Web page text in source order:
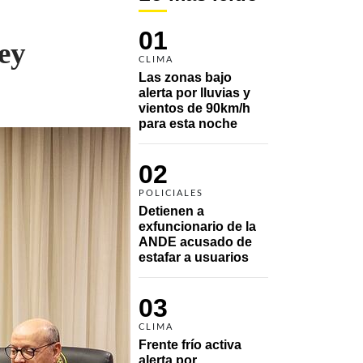
01
CLIMA
Las zonas bajo
alerta por lluvias y
vientos de 90km/h
para esta noche
02
POLICIALES
Detienen a
exfuncionario de la
ANDE acusado de
estafar a usuarios
03
CLIMA
Frente frío activa
alerta por